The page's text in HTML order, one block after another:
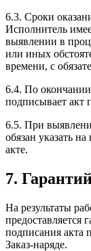
6.3. Сроки
Исполнитель
выявлении в
или иных
времени, с
6.4. По
подписывает акт
6.5. При
обязан указать
акте.
7.
На результаты
предоставляется
подписания акта
Заказ-наряде.